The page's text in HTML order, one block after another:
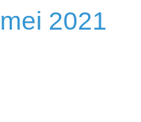
2021